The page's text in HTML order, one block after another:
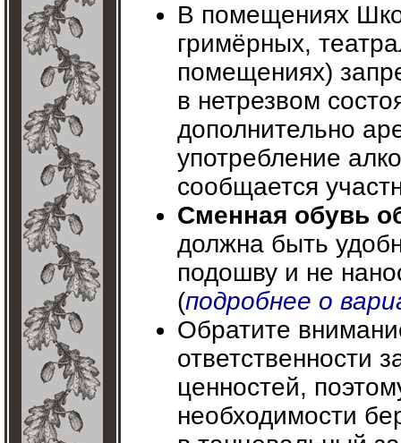
В помещениях
гримёрных,
помещениях)
в нетрезвом
дополнительно
употребление
сообщается
Сменная обувь
должна быть
подошву и не
(подробнее о
Обратите
ответственности
ценностей,
необходимости